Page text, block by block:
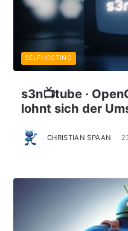
s3n📺tube ·
lohnt sich der
CHRISTIAN SPAAN
SELFHOSTING